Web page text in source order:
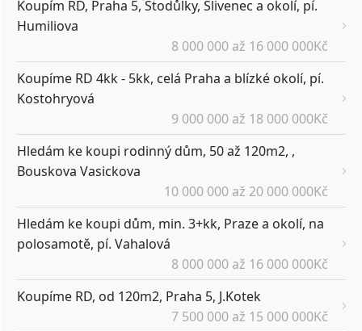
Koupím RD, Praha 5, Stodůlky, Slivenec a okolí, pí.
Humiliova
8 000 000 až 16 000 000Kč
Koupíme RD 4kk - 5kk, celá Praha a blízké okolí, pí.
Kostohryová
9 000 000 až 18 000 000Kč
Hledám ke koupi rodinný dům, 50 až 120m2, ,
Bouskova Vasickova
10 000 000 až 20 000 000Kč
Hledám ke koupi dům, min. 3+kk, Praze a okolí, na
polosamotě, pí. Vahalová
8 000 000 až 16 000 000Kč
Koupíme RD, od 120m2, Praha 5, J.Kotek
7 500 000 až 15 000 000Kč